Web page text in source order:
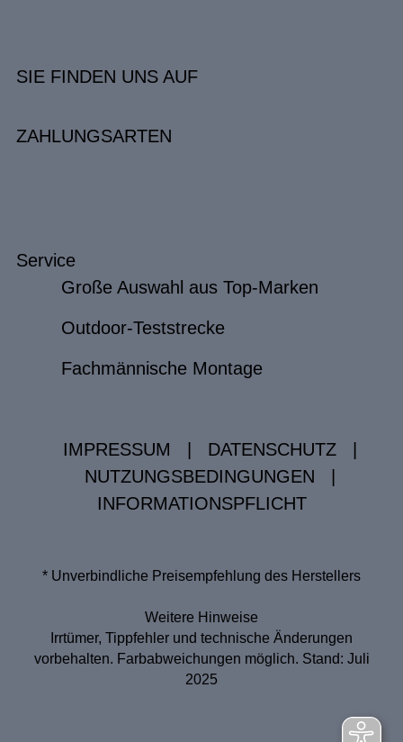
SIE FINDEN UNS AUF
ZAHLUNGSARTEN
Service
Große Auswahl aus Top-Marken
Outdoor-Teststrecke
Fachmännische Montage
IMPRESSUM DATENSCHUTZ
NUTZUNGSBEDINGUNGEN
INFORMATIONSPFLICHT
* Unverbindliche Preisempfehlung des Herstellers
Weitere Hinweise
Irrtümer, Tippfehler und technische Änderungen
vorbehalten. Farbabweichungen möglich. Stand: Juli
2025